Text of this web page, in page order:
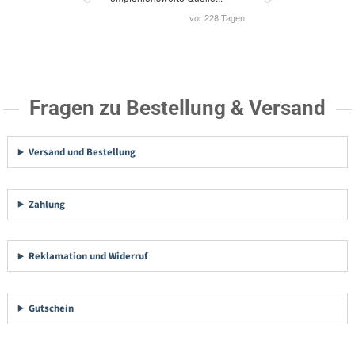
Fragen zu Bestellung & Versand
Versand und Bestellung
Zahlung
Reklamation und Widerruf
Gutschein